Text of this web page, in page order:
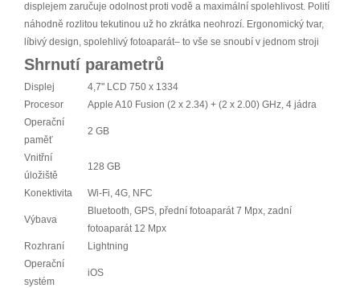
displejem zaručuje odolnost proti vodě a maximální spolehlivost. Polití
náhodně rozlitou tekutinou už ho zkrátka neohrozí. Ergonomický tvar,
líbivý design, spolehlivý fotoaparát– to vše se snoubí v jednom stroji
Shrnutí parametrů
Displej
4,7" LCD 750 x 1334
Procesor
Apple A10 Fusion (2 x 2.34) + (2 x 2.00) GHz, 4 jádra
Operační
paměť
2 GB
Vnitřní
úložiště
128 GB
Konektivita Wi-Fi, 4G, NFC
Výbava
Bluetooth, GPS, přední fotoaparát 7 Mpx, zadní
fotoaparát 12 Mpx
Rozhraní
Lightning
Operační
systém
iOS